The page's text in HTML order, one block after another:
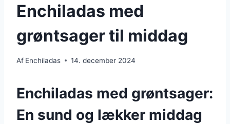
Enchiladas med
grøntsager til middag
Af Enchiladas 14. december 2024
Enchiladas med grøntsager:
En sund og lækker middag